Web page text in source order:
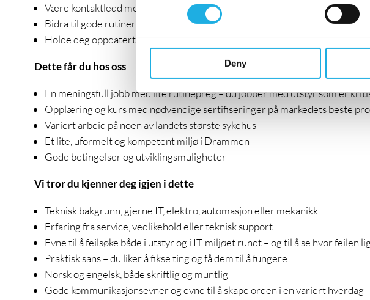
Deny
Være kontaktledd mot produsenter og leverandører
Bidra til gode rutiner og prosesser i serviceavdelingen
Holde deg oppdatert faglig og bidra til opplæring av kunder og kollegaer
Dette får du hos oss
En meningsfull jobb med lite rutinepreg – du jobber med utstyr som er
Opplæring og kurs med nødvendige sertifiseringer på markedets beste
Variert arbeid på noen av landets største sykehus
Et lite, uformelt og kompetent miljø i Drammen
Gode betingelser og utviklingsmuligheter
Vi tror du kjenner deg igjen i dette
Teknisk bakgrunn, gjerne IT, elektro, automasjon eller mekanikk
Erfaring fra service, vedlikehold eller teknisk support
Evne til å feilsøke både i utstyr og i IT-miljøet rundt – og til å se hvor feilen
Praktisk sans – du liker å fikse ting og få dem til å fungere
Norsk og engelsk, både skriftlig og muntlig
Gode kommunikasjonsevner og evne til å skape orden i en variert hverdag